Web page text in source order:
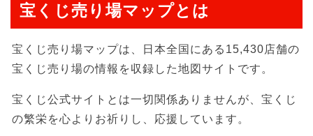
宝くじ売り場マップとは
宝くじ売り場マップは、日本全国にある15,430店舗の
宝くじ売り場の情報を収録した地図サイトです。
宝くじ公式サイトとは一切関係ありませんが、宝くじ
の繁栄を心よりお祈りし、応援しています。